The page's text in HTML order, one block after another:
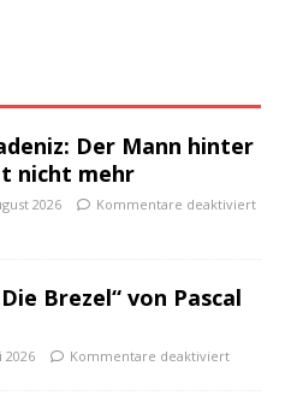
Der Mann hinter
nicht mehr
2026 Kommentare deaktiviert
Brezel“ von Pascal
2026 Kommentare deaktiviert